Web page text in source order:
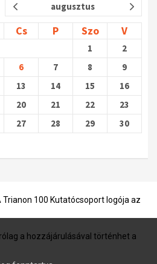
augusztus
Cs P Szo V
1
2
6 7 8
9
13 14 15
16
20 21 22
23
27 28 29
30
Trianon 100 Kutatócsoport logója az
a hozzájárulásával történhet a